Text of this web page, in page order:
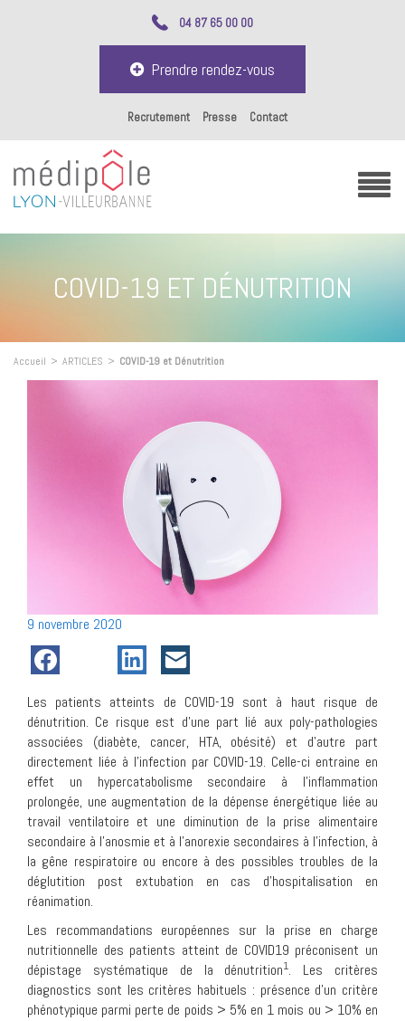
04 87 65 00 00
Prendre rendez-vous
Recrutement Presse Contact
COVID-19 ET DÉNUTRITION
Accueil > ARTICLES > COVID-19 et Dénutrition
Posté
le
9 novembre 2020
Les patients atteints de COVID-19 sont à haut risque de
dénutrition. Ce risque est d’une part lié aux poly-pathologies
associées (diabète, cancer, HTA, obésité) et d’autre part
directement liée à l’infection par COVID-19. Celle-ci entraine en
effet un hypercatabolisme secondaire à l’inflammation
prolongée, une augmentation de la dépense énergétique liée au
travail ventilatoire et une diminution de la prise alimentaire
secondaire à l’anosmie et à l’anorexie secondaires à l’infection, à
la gêne respiratoire ou encore à des possibles troubles de la
déglutition post extubation en cas d’hospitalisation en
réanimation.
Les recommandations européennes sur la prise en charge
nutritionnelle des patients atteint de COVID19 préconisent un
dépistage systématique de la dénutrition1. Les critères
diagnostics sont les critères habituels : présence d’un critère
phénotypique parmi perte de poids > 5% en 1 mois ou > 10% en